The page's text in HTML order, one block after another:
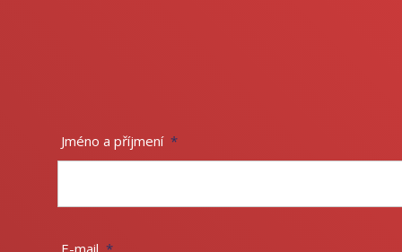
Jméno a příjmení *